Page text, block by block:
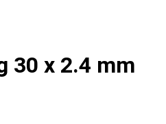
30 x 2.4 mm